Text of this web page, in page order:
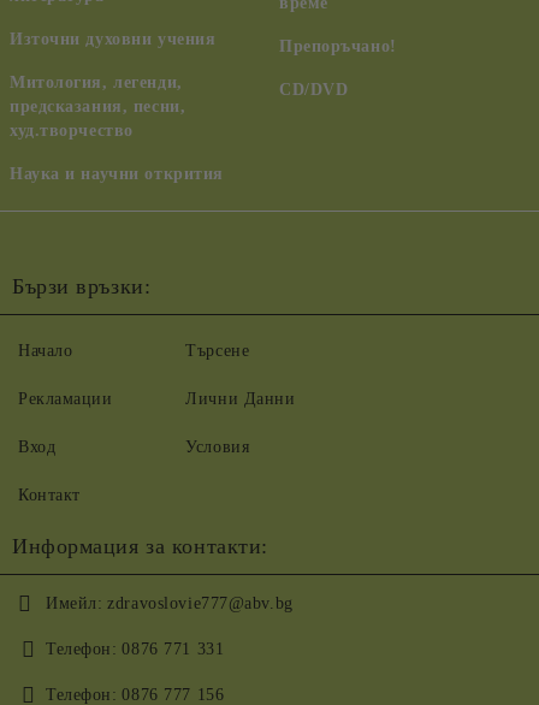
Източни духовни учения
Митология, легенди,
предсказания, песни,
худ.творчество
Наука и научни открития
Препоръчано!
CD/DVD
Бързи връзки:
Начало
Рекламации
Вход
Контакт
Търсене
Лични Данни
Условия
Информация за контакти:
Имейл: zdravoslovie777@abv.bg
Телефон: 0876 771 331
Телефон: 0876 777 156